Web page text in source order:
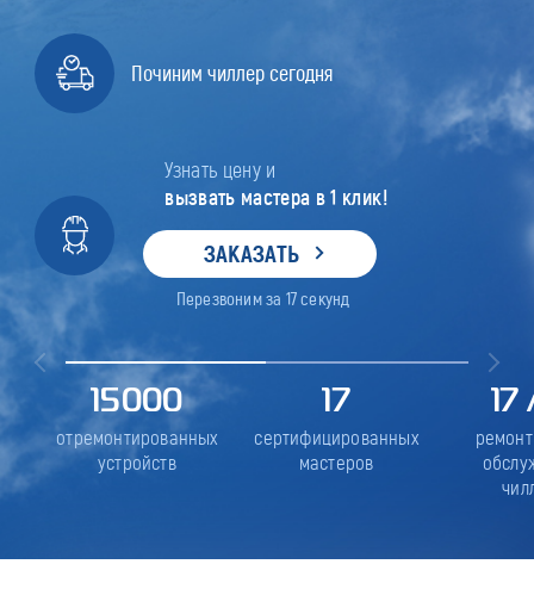
Починим чиллер сегодня
Узнать цену и
вызвать мастера в 1 клик!
ЗАКАЗАТЬ
Перезвоним за 17секунд
15000
отремонтированных
устройств
17
сертифицированных
мастеров
17